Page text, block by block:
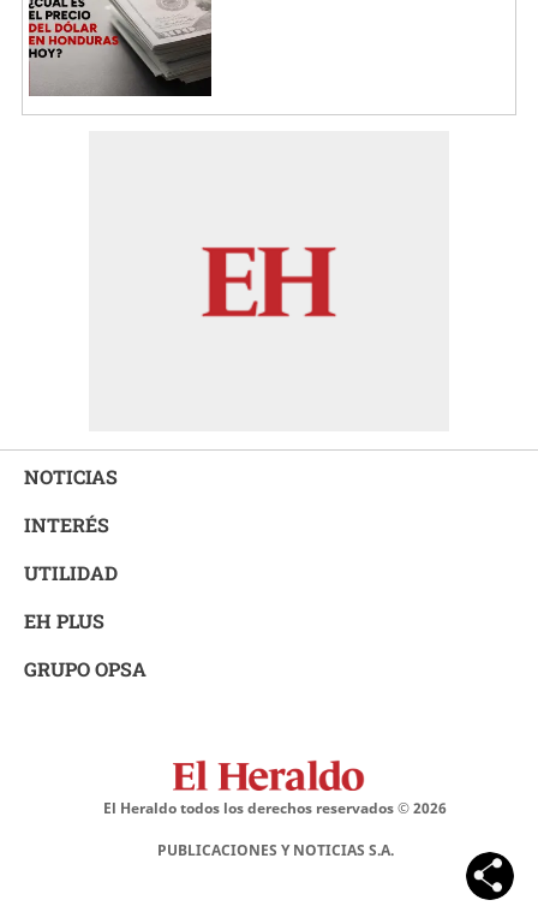
NOTICIAS
INTERÉS
UTILIDAD
EH PLUS
GRUPO OPSA
El Heraldo todos los derechos reservados ©2026
PUBLICACIONES Y NOTICIAS S.A.